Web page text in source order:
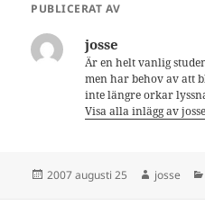
PUBLICERAT AV
josse
Är en helt vanlig
men har behov av att
inte längre orkar
Visa alla inlägg av josse
Postat
2007 augusti 25 Författare
josse